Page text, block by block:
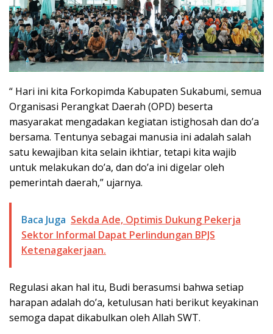
“ Hari ini kita Forkopimda Kabupaten Sukabumi, semua
Organisasi Perangkat Daerah (OPD) beserta
masyarakat mengadakan kegiatan istighosah dan do’a
bersama. Tentunya sebagai manusia ini adalah salah
satu kewajiban kita selain ikhtiar, tetapi kita wajib
untuk melakukan do’a, dan do’a ini digelar oleh
pemerintah daerah,” ujarnya.
Baca Juga Sekda Ade, Optimis Dukung Pekerja
Sektor Informal Dapat Perlindungan BPJS
Ketenagakerjaan.
Regulasi akan hal itu, Budi berasumsi bahwa setiap
harapan adalah do’a, ketulusan hati berikut keyakinan
semoga dapat dikabulkan oleh Allah SWT.